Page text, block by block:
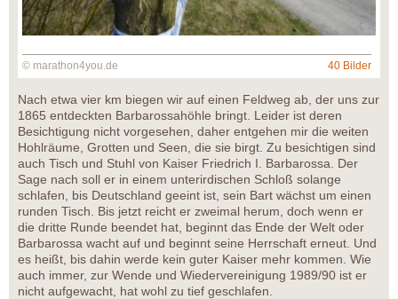
© marathon4you.de 40 Bilder
Nach etwa vier km biegen wir auf einen Feldweg ab, der uns zur
1865 entdeckten Barbarossahöhle bringt. Leider ist deren
Besichtigung nicht vorgesehen, daher entgehen mir die weiten
Hohlräume, Grotten und Seen, die sie birgt. Zu besichtigen sind
auch Tisch und Stuhl von Kaiser Friedrich I. Barbarossa. Der
Sage nach soll er in einem unterirdischen Schloß solange
schlafen, bis Deutschland geeint ist, sein Bart wächst um einen
runden Tisch. Bis jetzt reicht er zweimal herum, doch wenn er
die dritte Runde beendet hat, beginnt das Ende der Welt oder
Barbarossa wacht auf und beginnt seine Herrschaft erneut. Und
es heißt, bis dahin werde kein guter Kaiser mehr kommen. Wie
auch immer, zur Wende und Wiedervereinigung 1989/90 ist er
nicht aufgewacht, hat wohl zu tief geschlafen.